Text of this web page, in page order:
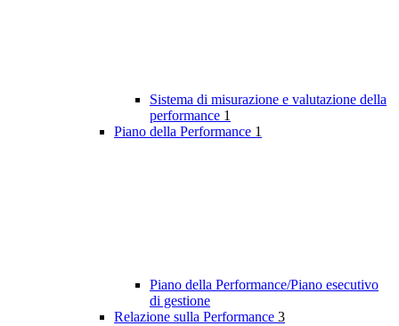
Sistema di misurazione e valutazione della
performance 1
Piano della Performance 1
Piano della Performance/Piano esecutivo
di gestione
Relazione sulla Performance 3